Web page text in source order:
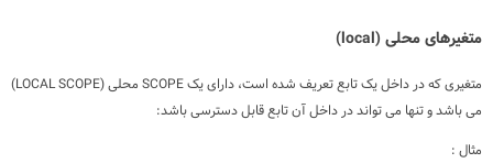
متغیرهای محلی (local)
متغیری که در داخل یک تابع تعریف شده است، دارای یک SCOPE محلی (LOCAL SCOPE)
می باشد و تنها می تواند در داخل آن تابع قابل دسترسی باشد:
مثال :